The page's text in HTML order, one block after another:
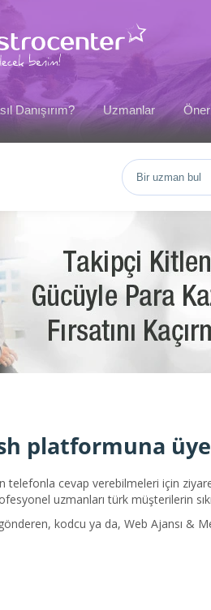
Danışırım? Uzmanlar
platformuna
telefonla cevap verebilmeleri için
uzmanları türk müşterilerin
kodcu ya da, Web Ajansı &